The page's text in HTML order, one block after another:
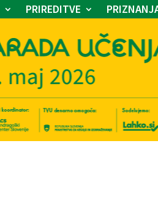
PRIREDITVE